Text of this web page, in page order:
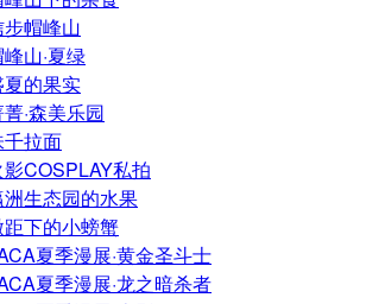
帽峰山
山·夏绿
夏的果实
·森美乐园
千拉面
影COSPLAY私拍
洲生态园的水果
距下的小螃蟹
夏季漫展·黄金圣斗士
夏季漫展·龙之暗杀者